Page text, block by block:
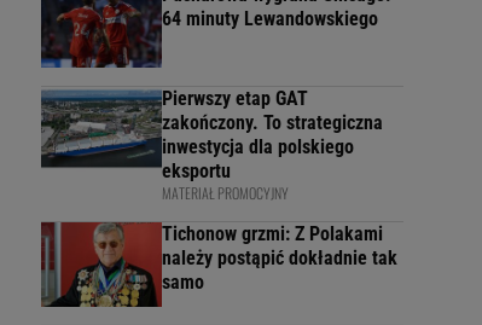
64 minuty Lewandowskiego
Pierwszy etap GAT
zakończony. To strategiczna
inwestycja dla polskiego
eksportu
MATERIAŁ PROMOCYJNY
Tichonow grzmi: Z Polakami
należy postąpić dokładnie tak
samo